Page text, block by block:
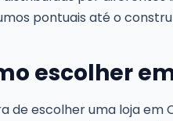
pontuais até o
escolher
de escolher uma loja em